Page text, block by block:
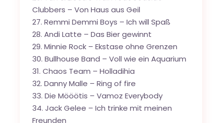
Clubbers – Von Haus aus Geil
27. Remmi Demmi Boys – Ich will Spaß
28. Andi Latte – Das Bier gewinnt
29. Minnie Rock – Ekstase ohne Grenzen
30. Bullhouse Band – Voll wie ein Aquarium
31. Chaos Team – Holladihia
32. Danny Malle – Ring of fire
33. Die Mööötis – Vamoz Everybody
34. Jack Gelee – Ich trinke mit meinen
Freunden